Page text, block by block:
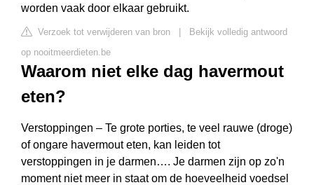
worden vaak door elkaar gebruikt.
Verzoek tot verwijderen van bron
Bekijk volledig antwoord
op nooitmeerdieten.be
Waarom niet elke dag havermout
eten?
Verstoppingen – Te grote porties, te veel rauwe (droge)
of ongare havermout eten, kan leiden tot
verstoppingen in je darmen…. Je darmen zijn op zo'n
moment niet meer in staat om de hoeveelheid voedsel